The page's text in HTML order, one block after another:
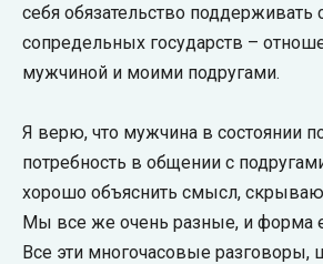
себя обязательство поддерживать
сопредельных государств –
мужчиной и моими подругами.
Я верю, что мужчина в состоянии
потребность в общении с
хорошо объяснить смысл,
Мы все же очень разные, и форма
Все эти многочасовые разговоры,